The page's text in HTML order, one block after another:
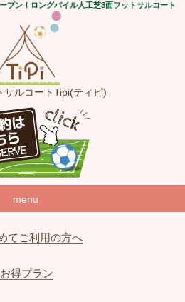
プン！ロングパイル人工芝3面フットサルコート
サルコートTipi(ティピ)
menu
てご利用の方へ
得プラン